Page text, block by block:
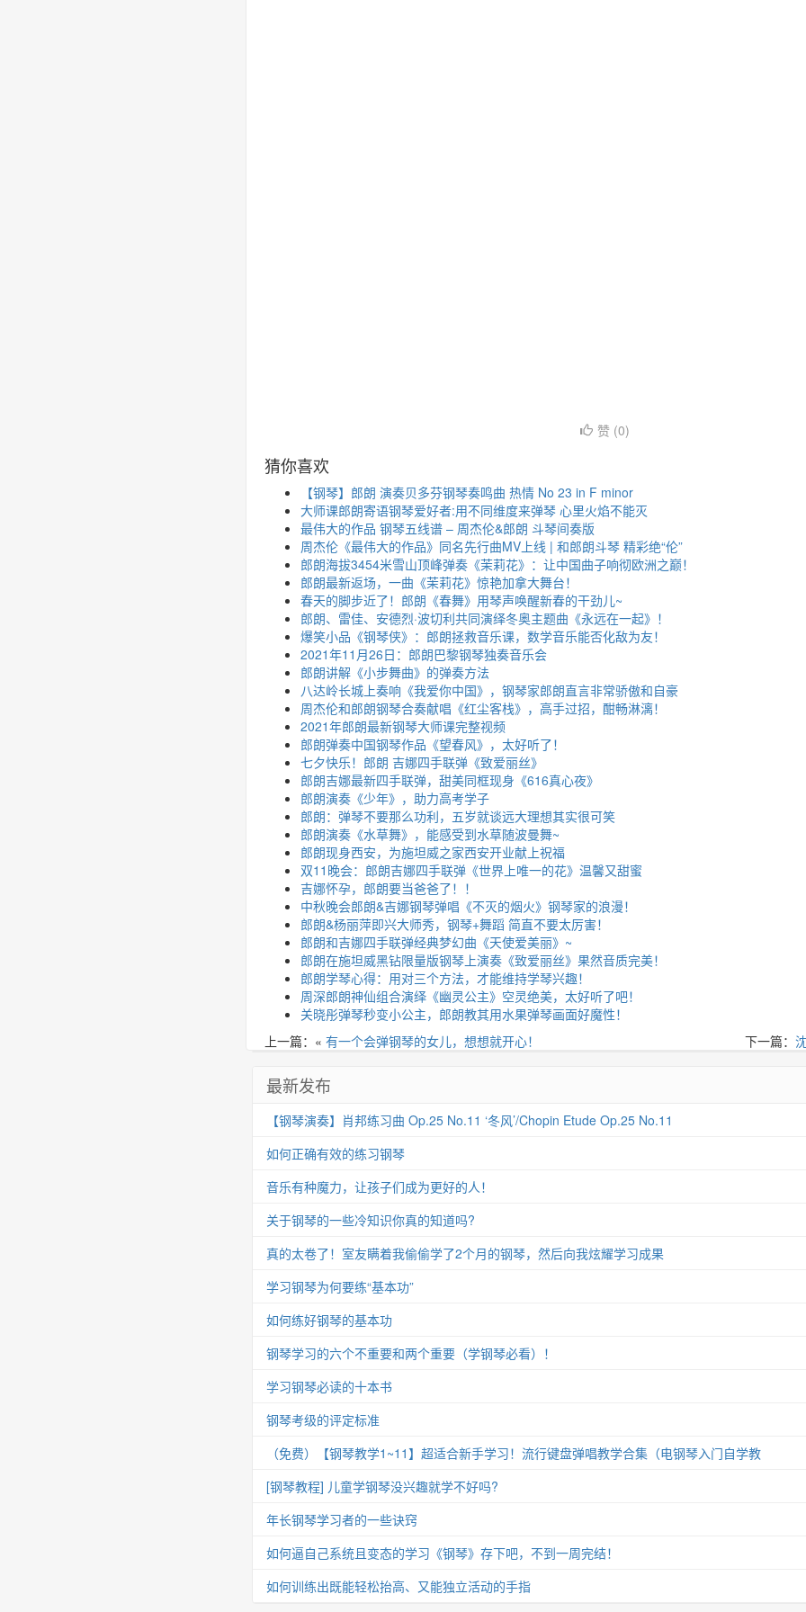
赞 (0)
猜你喜欢
【钢琴】郎朗 演奏贝多芬钢琴奏鸣曲 热情 No 23 in F minor
大师课郎朗寄语钢琴爱好者:用不同维度来弹琴 心里火焰不能灭
最伟大的作品 钢琴五线谱 – 周杰伦&郎朗 斗琴间奏版
周杰伦《最伟大的作品》同名先行曲MV上线 | 和郎朗斗琴 精彩绝“伦”
郎朗海拔3454米雪山顶峰弹奏《茉莉花》：让中国曲子响彻欧洲之巅！
郎朗最新返场，一曲《茉莉花》惊艳加拿大舞台！
春天的脚步近了！郎朗《春舞》用琴声唤醒新春的干劲儿~
郎朗、雷佳、安德烈·波切利共同演绎冬奥主题曲《永远在一起》！
爆笑小品《钢琴侠》：郎朗拯救音乐课，数学音乐能否化敌为友！
2021年11月26日：郎朗巴黎钢琴独奏音乐会
郎朗讲解《小步舞曲》的弹奏方法
八达岭长城上奏响《我爱你中国》，钢琴家郎朗直言非常骄傲和自豪
周杰伦和郎朗钢琴合奏献唱《红尘客栈》，高手过招，酣畅淋漓！
2021年郎朗最新钢琴大师课完整视频
郎朗弹奏中国钢琴作品《望春风》，太好听了！
七夕快乐！郎朗 吉娜四手联弹《致爱丽丝》
郎朗吉娜最新四手联弹，甜美同框现身《616真心夜》
郎朗演奏《少年》，助力高考学子
郎朗：弹琴不要那么功利，五岁就谈远大理想其实很可笑
郎朗演奏《水草舞》，能感受到水草随波曼舞~
郎朗现身西安，为施坦威之家西安开业献上祝福
双11晚会：郎朗吉娜四手联弹《世界上唯一的花》温馨又甜蜜
吉娜怀孕，郎朗要当爸爸了！！
中秋晚会郎朗&吉娜钢琴弹唱《不灭的烟火》钢琴家的浪漫！
郎朗&杨丽萍即兴大师秀，钢琴+舞蹈 简直不要太厉害！
郎朗和吉娜四手联弹经典梦幻曲《天使爱美丽》~
郎朗在施坦威黑钻限量版钢琴上演奏《致爱丽丝》果然音质完美！
郎朗学琴心得：用对三个方法，才能维持学琴兴趣！
周深郎朗神仙组合演绎《幽灵公主》空灵绝美，太好听了吧！
关晓彤弹琴秒变小公主，郎朗教其用水果弹琴画面好魔性！
下一篇：
上一篇：« 有一个会弹钢琴的女儿，想想就开心！
最新发布
【钢琴演奏】肖邦练习曲 Op.25 No.11 ‘冬风’/Chopin Etude Op.25 No.11
如何正确有效的练习钢琴
音乐有种魔力，让孩子们成为更好的人！
关于钢琴的一些冷知识你真的知道吗?
真的太卷了！室友瞒着我偷偷学了2个月的钢琴，然后向我炫耀学习成果
学习钢琴为何要练“基本功”
如何练好钢琴的基本功
钢琴学习的六个不重要和两个重要（学钢琴必看）！
学习钢琴必读的十本书
钢琴考级的评定标准
（免费）【钢琴教学1~11】超适合新手学习！流行键盘弹唱教学合集（电钢琴入门自学教
[钢琴教程] 儿童学钢琴没兴趣就学不好吗?
年长钢琴学习者的一些诀窍
如何逼自己系统且变态的学习《钢琴》存下吧，不到一周完结！
如何训练出既能轻松抬高、又能独立活动的手指